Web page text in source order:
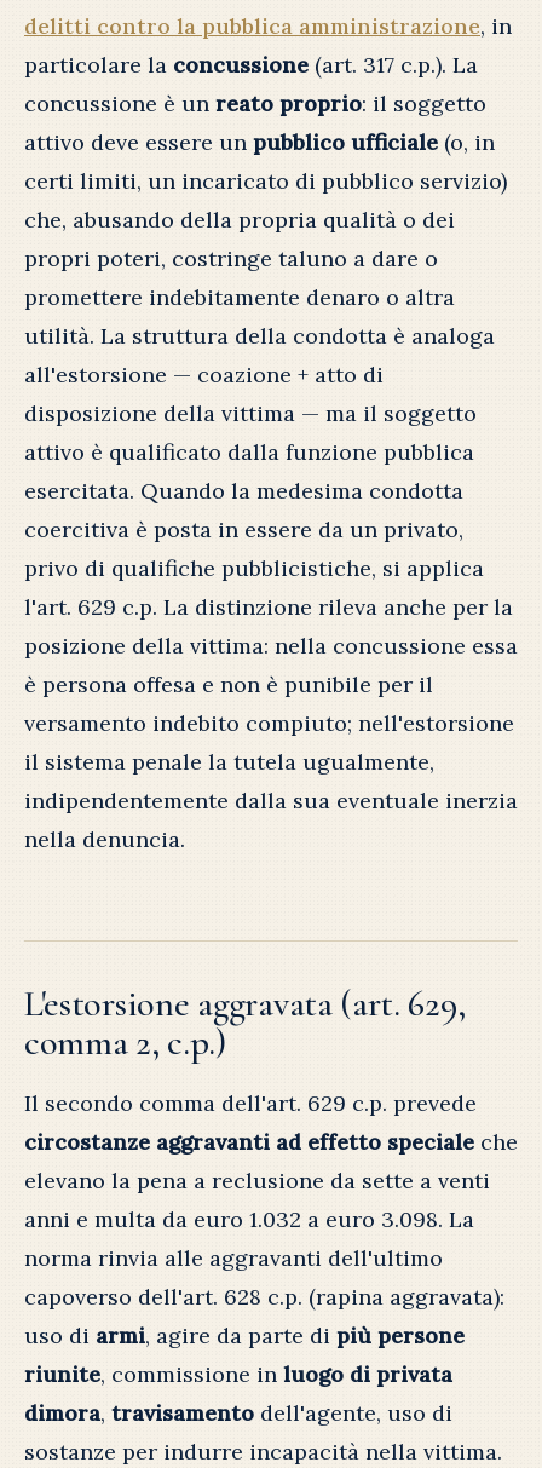
delitti contro la pubblica amministrazione, in
particolare la concussione (art. 317 c.p.). La
concussione è un reato proprio: il soggetto
attivo deve essere un pubblico ufficiale (o, in
certi limiti, un incaricato di pubblico servizio)
che, abusando della propria qualità o dei
propri poteri, costringe taluno a dare o
promettere indebitamente denaro o altra
utilità. La struttura della condotta è analoga
all'estorsione — coazione + atto di
disposizione della vittima — ma il soggetto
attivo è qualificato dalla funzione pubblica
esercitata. Quando la medesima condotta
coercitiva è posta in essere da un privato,
privo di qualifiche pubblicistiche, si applica
l'art. 629 c.p. La distinzione rileva anche per la
posizione della vittima: nella concussione essa
è persona offesa e non è punibile per il
versamento indebito compiuto; nell'estorsione
il sistema penale la tutela ugualmente,
indipendentemente dalla sua eventuale inerzia
nella denuncia.
L'estorsione aggravata (art. 629,
comma 2, c.p.)
Il secondo comma dell'art. 629 c.p. prevede
circostanze aggravanti ad effetto speciale che
elevano la pena a reclusione da sette a venti
anni e multa da euro 1.032 a euro 3.098. La
norma rinvia alle aggravanti dell'ultimo
capoverso dell'art. 628 c.p. (rapina aggravata):
uso di armi, agire da parte di più persone
riunite, commissione in luogo di privata
dimora, travisamento dell'agente, uso di
sostanze per indurre incapacità nella vittima.